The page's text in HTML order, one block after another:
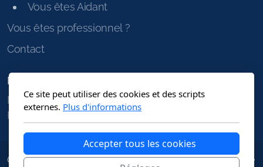
Vous êtes Aidant
Vous êtes professionnel ?
Contact
Pages légales
Mentions légales
Politique de confidentialité
Copyright ©2025 Tous droits réservés | Site réalisé
Ce site peut utiliser des cookies et des scripts
externes. Plus d'informations
Accepter tous les cookies